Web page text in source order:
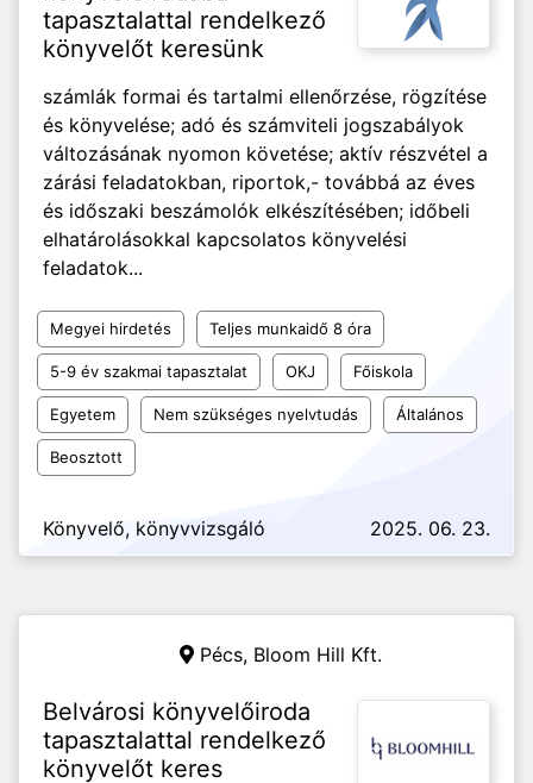
tapasztalattal rendelkező
könyvelőt keresünk
számlák formai és tartalmi ellenőrzése, rögzítése
és könyvelése; adó és számviteli jogszabályok
változásának nyomon követése; aktív részvétel a
zárási feladatokban, riportok,- továbbá az éves
és időszaki beszámolók elkészítésében; időbeli
elhatárolásokkal kapcsolatos könyvelési
feladatok...
Megyei hirdetés Teljes munkaidő 8 óra
5-9 év szakmai tapasztalat OKJ Főiskola
Egyetem Nem szükséges nyelvtudás Általános
Beosztott
Könyvelő, könyvvizsgáló 2025. 06. 23.
Pécs, Bloom Hill Kft.
Belvárosi könyvelőiroda
tapasztalattal rendelkező
könyvelőt keres